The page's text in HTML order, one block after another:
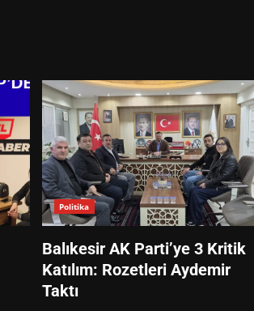
Politika
Balıkesir AK Parti’ye 3 Kritik
Katılım: Rozetleri Aydemir
Taktı